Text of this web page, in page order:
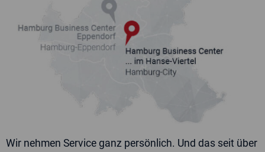
Wir nehmen Service ganz persönlich. Und das seit über
Jetzt Angebot anfordern